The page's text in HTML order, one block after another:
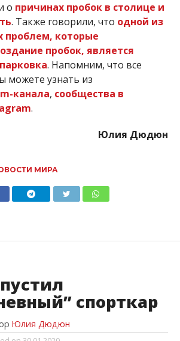
о причинах пробок в столице и
. Также говорили, что одной из
проблем, которые
пробок, является
. Напомним, что все
можете узнать из
канала, сообщества в
.
Юлия Дюдюн
МИРА
спорткар
Юлия Дюдюн